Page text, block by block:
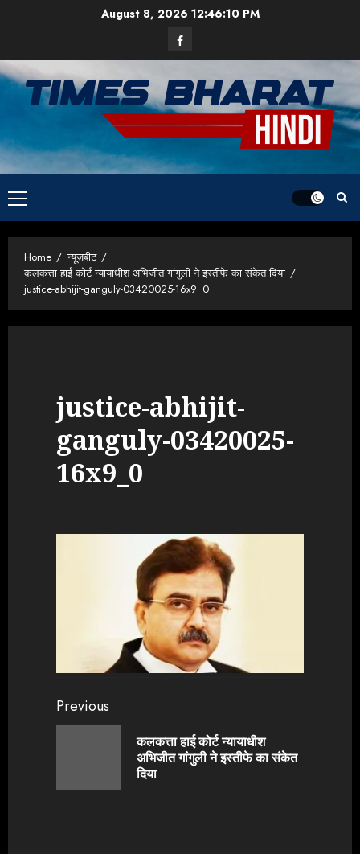
August 8, 202612:46:11 PM
Facebook
Primary
Menu
Home
न्यूज़बीट
कलकत्ता हाई कोर्ट न्यायाधीश अभिजीत गांगुली ने इस्तीफे का संकेत दिया
justice-abhijit-ganguly-03420025-16x9_0
justice-abhijit-
ganguly-03420025-
16x9_0
Continue
Reading
Previous
कलकत्ता हाई कोर्ट न्यायाधीश
अभिजीत गांगुली ने इस्तीफे का संकेत
दिया